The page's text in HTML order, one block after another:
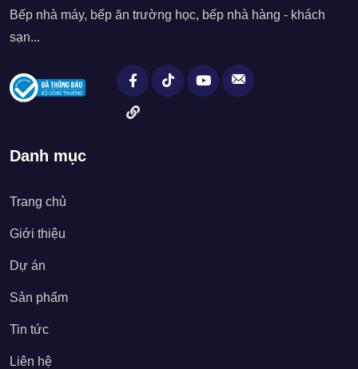
Bếp nhà máy, bếp ăn trường học, bếp nhà hàng - khách
sạn...
Danh mục
Trang chủ
Giới thiệu
Dự án
Sản phẩm
Tin tức
Liên hệ